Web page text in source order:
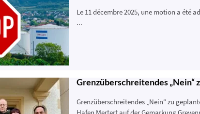
Le 11 décembre 2025, une motion a été
...
Grenzüberschreitendes
Grenzüberschreitendes „Nein“ zu
Hafen Mertert auf der Gemarkung